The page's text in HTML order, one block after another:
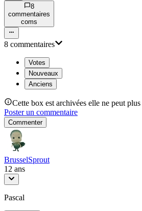
8
commentaires
coms
8 commentaires
Votes
Nouveaux
Anciens
Cette box est archivées elle ne peut
Poster un commentaire
Commenter
BrusselSprout
12 ans
Pascal